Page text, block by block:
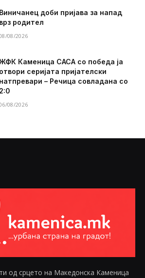
Виничанец доби пријава за напад
врз родител
08/2026
Каменица САСА со победа ја
отвори серијата пријателски
натпревари – Речица совладана со
2:0
08/2026
од срцето на Македонска Каменица